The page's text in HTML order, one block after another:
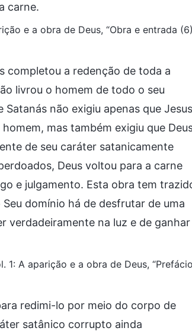
carne.
e a obra de Deus, “Obra e entrada
completou a redenção de toda a
livrou o homem de todo o seu
não exigiu apenas que Jesus
mas também exigiu que
de seu caráter satanicamente
Deus voltou para a carne
e julgamento. Esta obra tem
domínio há de desfrutar de uma
verdadeiramente na luz e de ganhar
1: A aparição e a obra de Deus,
redimi-lo por meio do corpo de
satânico corrupto ainda